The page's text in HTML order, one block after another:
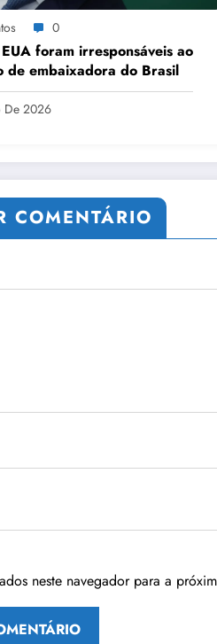
0
foram irresponsáveis ao
de embaixadora do Brasil
De 2026
COMENTÁRIO
neste navegador para a